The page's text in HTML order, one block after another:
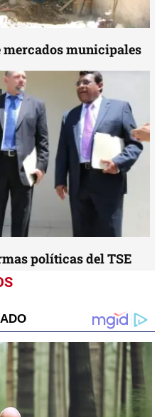
mercados municipales
políticas del TSE